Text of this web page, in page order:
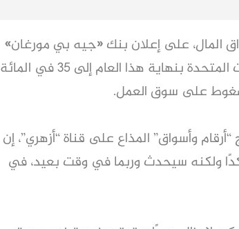
المال، على إعلان بنك «جيه بي مورغان»
رفع توقعاته لحدوث ركود اقتصادي في الولايات المتحدة بنهاية هذا العام إلى 35 في المائة
وأسواق” المذاع على قناة “أزهري”، إن
ولكنه سيحدث وربما في وقت بعيد، في